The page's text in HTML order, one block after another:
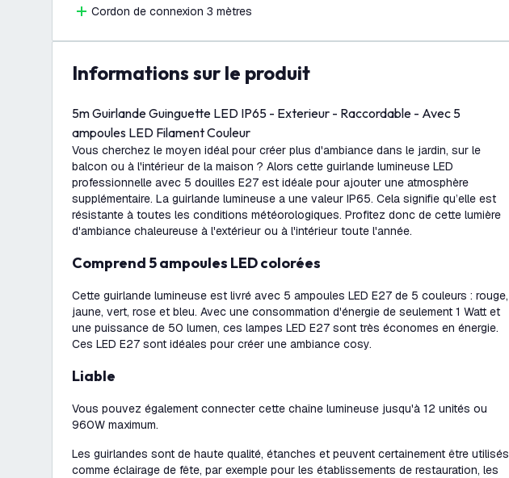
Cordon de connexion 3 mètres
Informations sur le produit
5m Guirlande Guinguette LED IP65 - Exterieur - Raccordable - Avec 5
ampoules LED Filament Couleur
Vous cherchez le moyen idéal pour créer plus d'ambiance dans le jardin, sur le
balcon ou à l'intérieur de la maison ? Alors cette guirlande lumineuse LED
professionnelle avec 5 douilles E27 est idéale pour ajouter une atmosphère
supplémentaire. La guirlande lumineuse a une valeur IP65. Cela signifie qu’elle est
résistante à toutes les conditions météorologiques. Profitez donc de cette lumière
d'ambiance chaleureuse à l'extérieur ou à l'intérieur toute l'année.
Comprend 5 ampoules LED colorées
Cette guirlande lumineuse est livré avec 5 ampoules LED E27 de 5 couleurs : rouge,
jaune, vert, rose et bleu. Avec une consommation d'énergie de seulement 1 Watt et
une puissance de 50 lumen, ces lampes LED E27 sont très économes en énergie.
Ces LED E27 sont idéales pour créer une ambiance cosy.
Liable
Vous pouvez également connecter cette chaîne lumineuse jusqu'à 12 unités ou
960W maximum.
Les guirlandes sont de haute qualité, étanches et peuvent certainement être utilisés
comme éclairage de fête, par exemple pour les établissements de restauration, les